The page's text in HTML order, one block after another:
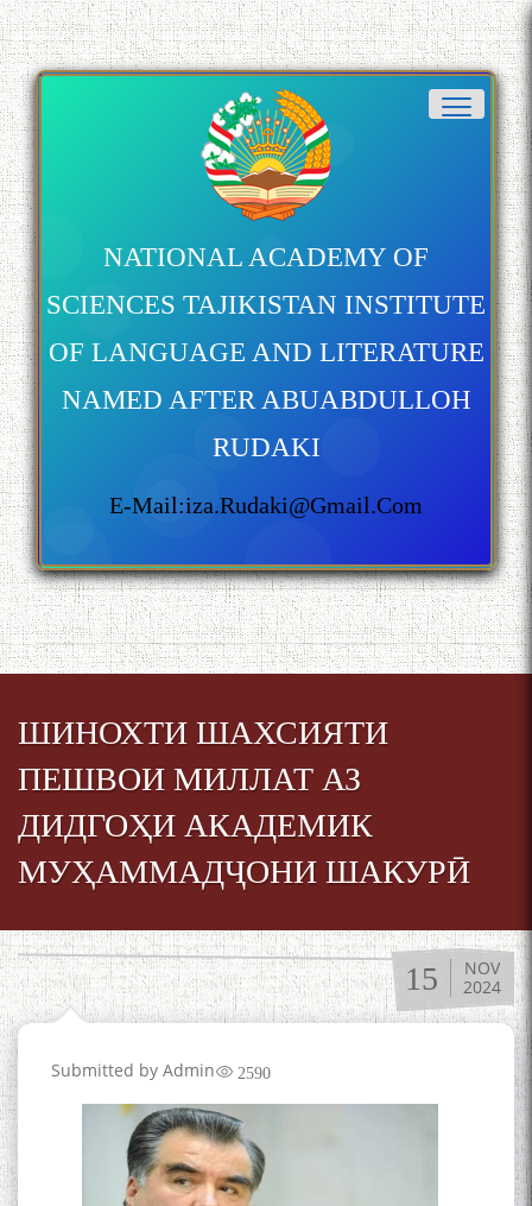
NATIONAL ACADEMY OF
SCIENCES TAJIKISTAN INSTITUTE
OF LANGUAGE AND LITERATURE
NAMED AFTER ABUABDULLOH
RUDAKI
E-Mail:iza.rudaki@gmail.com
ШИНОХТИ ШАХСИЯТИ
ПЕШВОИ МИЛЛАТ АЗ
ДИДГОҲИ АКАДЕМИК
МУҲАММАДҶОНИ ШАКУРӢ
15
NOV
2024
Submitted by Admin 2590